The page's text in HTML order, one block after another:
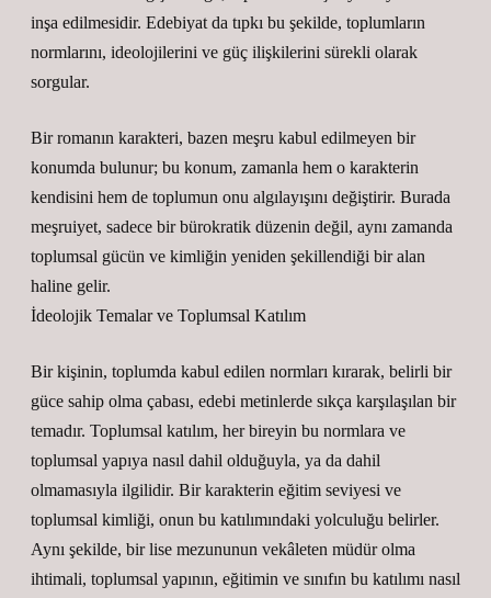
inşa edilmesidir. Edebiyat da tıpkı bu şekilde, toplumların
normlarını, ideolojilerini ve güç ilişkilerini sürekli olarak
sorgular.
Bir romanın karakteri, bazen meşru kabul edilmeyen bir
konumda bulunur; bu konum, zamanla hem o karakterin
kendisini hem de toplumun onu algılayışını değiştirir. Burada
meşruiyet, sadece bir bürokratik düzenin değil, aynı zamanda
toplumsal gücün ve kimliğin yeniden şekillendiği bir alan
haline gelir.
İdeolojik Temalar ve Toplumsal Katılım
Bir kişinin, toplumda kabul edilen normları kırarak, belirli bir
güce sahip olma çabası, edebi metinlerde sıkça karşılaşılan bir
temadır. Toplumsal katılım, her bireyin bu normlara ve
toplumsal yapıya nasıl dahil olduğuyla, ya da dahil
olmamasıyla ilgilidir. Bir karakterin eğitim seviyesi ve
toplumsal kimliği, onun bu katılımındaki yolculuğu belirler.
Aynı şekilde, bir lise mezununun vekâleten müdür olma
ihtimali, toplumsal yapının, eğitimin ve sınıfın bu katılımı nasıl